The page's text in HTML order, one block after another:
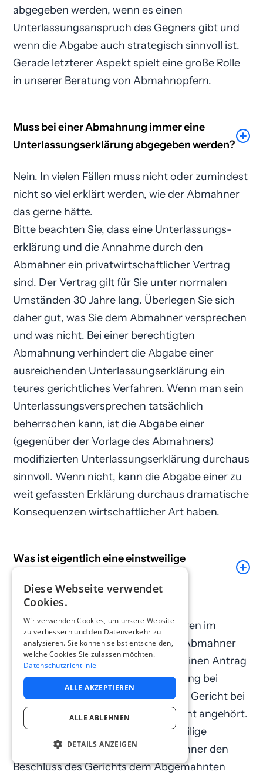
abgegeben werden, wenn es einen
Unterlassungsanspruch des Gegners gibt und
wenn die Abgabe auch strategisch sinnvoll ist.
Gerade letzterer Aspekt spielt eine große Rolle
in unserer Beratung von Abmahnopfern.
Muss bei einer Abmahnung immer eine
Unterlassungs­erklärung abgegeben werden?
Nein. In vielen Fällen muss nicht oder zumindest
nicht so viel erklärt werden, wie der Abmahner
das gerne hätte.
Bitte beachten Sie, dass eine Unterlassungs­
erklärung und die Annahme durch den
Abmahner ein privatwirtschaftlicher Vertrag
sind. Der Vertrag gilt für Sie unter normalen
Umständen 30 Jahre lang. Überlegen Sie sich
daher gut, was Sie dem Abmahner versprechen
und was nicht. Bei einer berechtigten
Abmahnung verhindert die Abgabe einer
ausreichenden Unterlassungs­erklärung ein
teures gerichtliches Verfahren. Wenn man sein
Unterlassungsversprechen tatsächlich
beherrschen kann, ist die Abgabe einer
(gegenüber der Vorlage des Abmahners)
modifizierten Unterlassungserklärung durchaus
sinnvoll. Wenn nicht, kann die Abgabe einer zu
weit gefassten Erklärung durchaus dramatische
Konsequenzen wirtschaftlicher Art haben.
Was ist eigentlich eine einstweilige
Ein gerichtliches einstweiliges
Verfügungsverfahren ist ein Verfahren im
sogenannten Eilrechtsschutz. Der Abmahner
stellt nach erfolglosem Fristablauf einen Antrag
auf Erlass der einstweiligen Verfügung bei
Gericht. Der Abgemahnte wird vom Gericht bei
einem solchen Antrag meistens nicht angehört.
Wenn das Gericht dann die einstweilige
Verfügung erlässt, muss der Abmahner den
Beschluss des Gerichts dem Abgemahnten
Diese Webseite verwendet
Cookies.
Wir verwenden Cookies, um unsere Website
zu verbessern und den Datenverkehr zu
analysieren. Sie können selbst entscheiden,
welche Cookies Sie zulassen möchten.
Datenschutzrichtlinie
ALLE AKZEPTIEREN
ALLE ABLEHNEN
DETAILS ANZEIGEN